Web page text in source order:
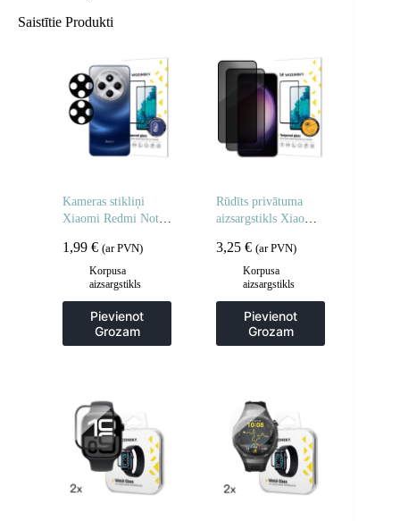
Saistītie Produkti
Kameras stikliņi
Xiaomi Redmi Note
stikli 2 gab.
1,99 € (ar PVN)
Korpusa
aizsargstikls
Pievienot
Grozam
Rūdīts privātuma
aizsargstikls Xiaomi
Note 14 4G
privātuma
aizsardzībai – 2 gab.
3,25€ (ar PVN)
Korpusa
aizsargstikls
Pievienot
Grozam